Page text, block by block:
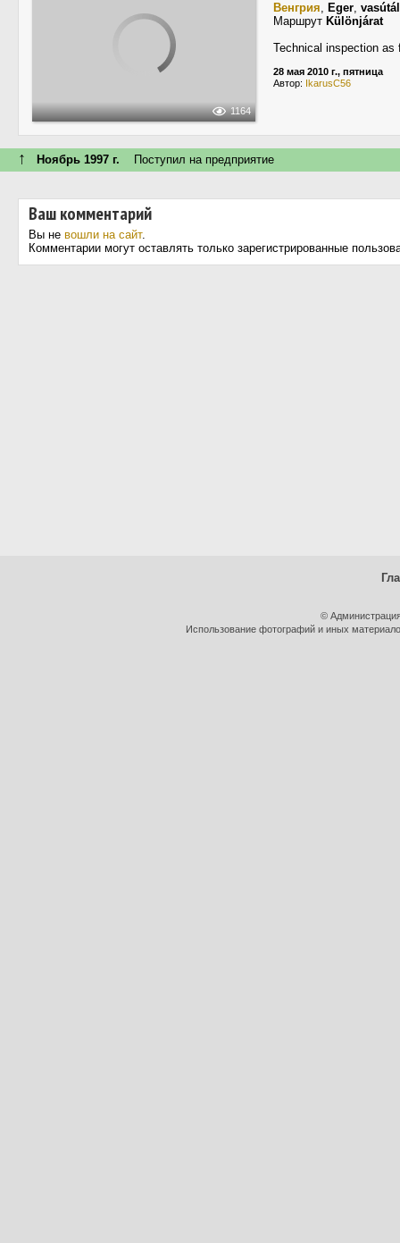
1164
Венгрия, Eger,
Маршрут Különjárat
Technical inspection
28 мая 2010 г., пятница
Автор: IkarusC56
↑ Ноябрь 1997 г. Поступил на предприятие
Ваш комментарий
Вы не вошли на сайт.
Комментарии могут оставлять только зарегистрированные
©
Использование фотографий и иных